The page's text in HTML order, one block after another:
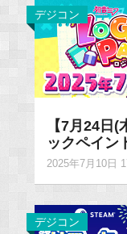
デジコン
【7月24日
ックペイン
2025年7月10日
デジコン